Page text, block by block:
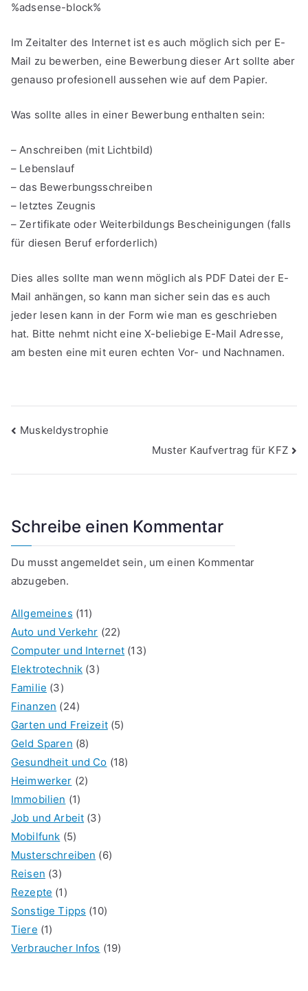
%adsense-block%
Im Zeitalter des Internet ist es auch möglich sich per E-
Mail zu bewerben, eine Bewerbung dieser Art sollte aber
genauso profesionell aussehen wie auf dem Papier.
Was sollte alles in einer Bewerbung enthalten sein:
– Anschreiben (mit Lichtbild)
– Lebenslauf
– das Bewerbungsschreiben
– letztes Zeugnis
– Zertifikate oder Weiterbildungs Bescheinigungen (falls
für diesen Beruf erforderlich)
Dies alles sollte man wenn möglich als PDF Datei der E-
Mail anhängen, so kann man sicher sein das es auch
jeder lesen kann in der Form wie man es geschrieben
hat. Bitte nehmt nicht eine X-beliebige E-Mail Adresse,
am besten eine mit euren echten Vor- und Nachnamen.
Beitragsnavigation
Muskeldystrophie
Muster Kaufvertrag für KFZ
Schreibe einen Kommentar
Du musstangemeldetsein, um einen Kommentar
abzugeben.
Allgemeines (11)
Auto und Verkehr (22)
Computer und Internet (13)
Elektrotechnik (3)
Familie (3)
Finanzen (24)
Garten und Freizeit(5)
Geld Sparen (8)
Gesundheit und Co (18)
Heimwerker (2)
Immobilien (1)
Job und Arbeit (3)
Mobilfunk (5)
Musterschreiben (6)
Reisen (3)
Rezepte (1)
Sonstige Tipps (10)
Tiere (1)
Verbraucher Infos (19)